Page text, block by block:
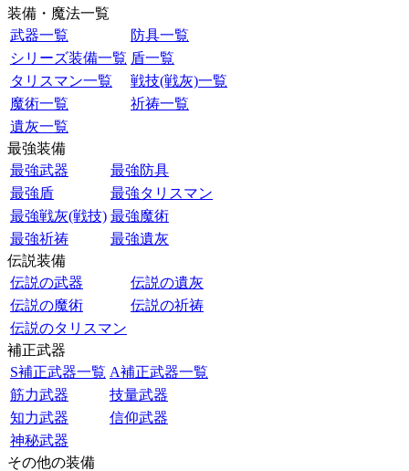
装備・魔法一覧
武器一覧
防具一覧
シリーズ装備一覧 盾一覧
タリスマン一覧
戦技(戦灰)一覧
魔術一覧
祈祷一覧
遺灰一覧
最強装備
最強武器
最強防具
最強盾
最強タリスマン
最強戦灰(戦技) 最強魔術
最強祈祷
最強遺灰
伝説装備
伝説の武器
伝説の遺灰
伝説の魔術
伝説の祈祷
伝説のタリスマン
補正武器
S補正武器一覧 A補正武器一覧
筋力武器
技量武器
知力武器
信仰武器
神秘武器
その他の装備